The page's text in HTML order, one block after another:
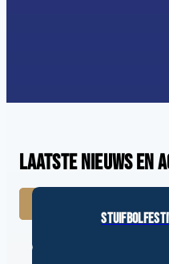
Laatste nieuws en